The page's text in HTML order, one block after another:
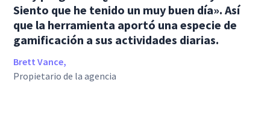
Siento que he tenido un muy buen día». Así
que la herramienta aportó una especie de
gamificación a sus actividades diarias.
Brett Vance,
Propietario de la agencia